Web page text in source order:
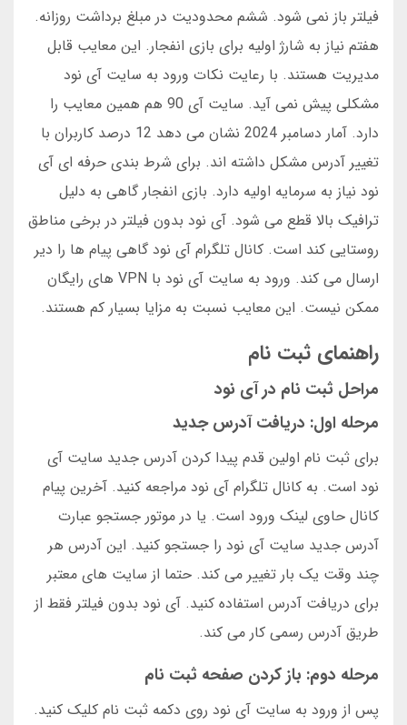
فیلتر باز نمی شود. ششم محدودیت در مبلغ برداشت روزانه.
هفتم نیاز به شارژ اولیه برای بازی انفجار. این معایب قابل
مدیریت هستند. با رعایت نکات ورود به سایت آی نود
مشکلی پیش نمی آید. سایت آی 90 هم همین معایب را
دارد. آمار دسامبر 2024 نشان می دهد 12 درصد کاربران با
تغییر آدرس مشکل داشته اند. برای شرط بندی حرفه ای آی
نود نیاز به سرمایه اولیه دارد. بازی انفجار گاهی به دلیل
ترافیک بالا قطع می شود. آی نود بدون فیلتر در برخی مناطق
روستایی کند است. کانال تلگرام آی نود گاهی پیام ها را دیر
ارسال می کند. ورود به سایت آی نود با VPN های رایگان
ممکن نیست. این معایب نسبت به مزایا بسیار کم هستند.
راهنمای ثبت نام
مراحل ثبت نام در آی نود
مرحله اول: دریافت آدرس جدید
برای ثبت نام اولین قدم پیدا کردن آدرس جدید سایت آی
نود است. به کانال تلگرام آی نود مراجعه کنید. آخرین پیام
کانال حاوی لینک ورود است. یا در موتور جستجو عبارت
آدرس جدید سایت آی نود را جستجو کنید. این آدرس هر
چند وقت یک بار تغییر می کند. حتما از سایت های معتبر
برای دریافت آدرس استفاده کنید. آی نود بدون فیلتر فقط از
طریق آدرس رسمی کار می کند.
مرحله دوم: باز کردن صفحه ثبت نام
پس از ورود به سایت آی نود روی دکمه ثبت نام کلیک کنید.